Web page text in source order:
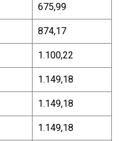
675,99
874,17
1.100,22
1.149,18
1.149,18
1.149,18